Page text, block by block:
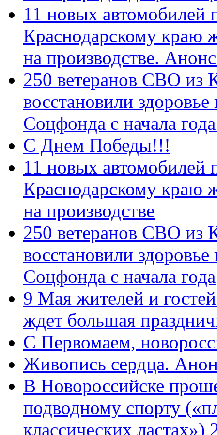
11 новых автомобилей
Краснодарскому краю
на производстве.
250 ветеранов СВО из
восстановили
Соцфонда с начала
С Днем Победы!!!
11 новых автомобилей
Краснодарскому краю
на производстве
250 ветеранов СВО из
восстановили
Соцфонда с начала года
9 Мая жителей и
ждет большая
C Первомаем,
Живопись сердца.
В Новороссийске
подводному спорту
классических